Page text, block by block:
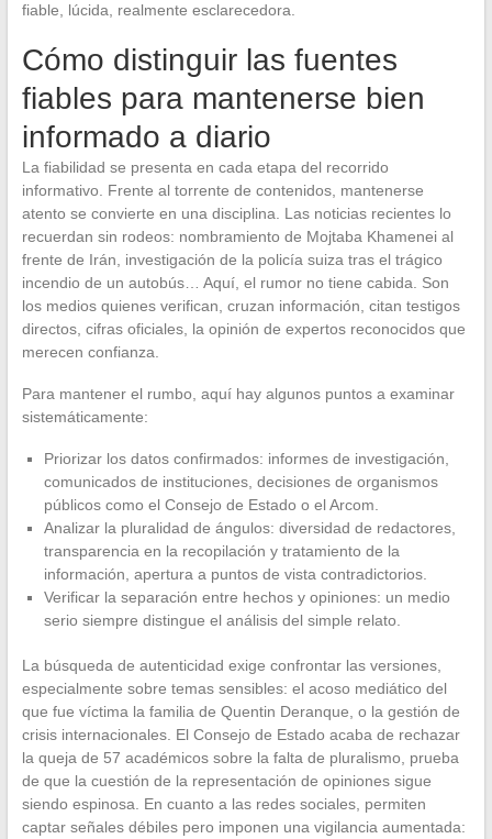
fiable, lúcida, realmente esclarecedora.
Cómo distinguir las fuentes
fiables para mantenerse bien
informado a diario
La fiabilidad se presenta en cada etapa del recorrido
informativo. Frente al torrente de contenidos, mantenerse
atento se convierte en una disciplina. Las noticias recientes lo
recuerdan sin rodeos: nombramiento de Mojtaba Khamenei al
frente de Irán, investigación de la policía suiza tras el trágico
incendio de un autobús… Aquí, el rumor no tiene cabida. Son
los medios quienes verifican, cruzan información, citan testigos
directos, cifras oficiales, la opinión de expertos reconocidos que
merecen confianza.
Para mantener el rumbo, aquí hay algunos puntos a examinar
sistemáticamente:
Priorizar los datos confirmados: informes de investigación,
comunicados de instituciones, decisiones de organismos
públicos como el Consejo de Estado o el Arcom.
Analizar la pluralidad de ángulos: diversidad de redactores,
transparencia en la recopilación y tratamiento de la
información, apertura a puntos de vista contradictorios.
Verificar la separación entre hechos y opiniones: un medio
serio siempre distingue el análisis del simple relato.
La búsqueda de autenticidad exige confrontar las versiones,
especialmente sobre temas sensibles: el acoso mediático del
que fue víctima la familia de Quentin Deranque, o la gestión de
crisis internacionales. El Consejo de Estado acaba de rechazar
la queja de 57 académicos sobre la falta de pluralismo, prueba
de que la cuestión de la representación de opiniones sigue
siendo espinosa. En cuanto a las redes sociales, permiten
captar señales débiles pero imponen una vigilancia aumentada: